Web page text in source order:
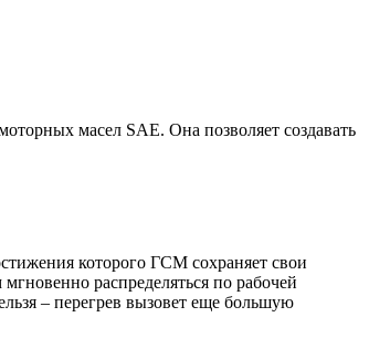
масел SAE. Она позволяет создавать
которого ГСМ сохраняет свои
распределяться по рабочей
– перегрев вызовет еще большую